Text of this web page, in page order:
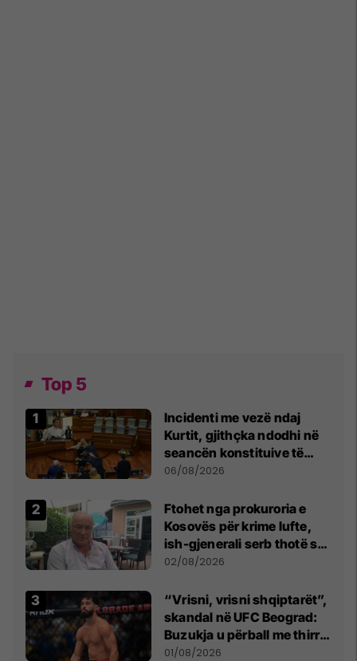
Top 5
Incidenti me vezë ndaj
Kurtit, gjithçka ndodhi në
seancën konstituive të
Kuvendit
06/08/2026
Ftohet nga prokuroria e
Kosovës për krime lufte,
ish-gjenerali serb thotë se
dikush e tradhtoi në
02/08/2026
“Vrisni, vrisni shqiptarët”,
skandal në UFC Beograd:
Buzukja u përball me thirrje
anti-shqiptare nga
01/08/2026